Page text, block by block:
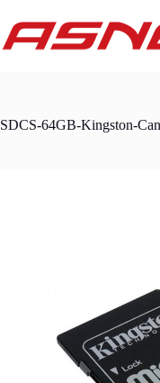
content
SDCS-64GB-Kingston-